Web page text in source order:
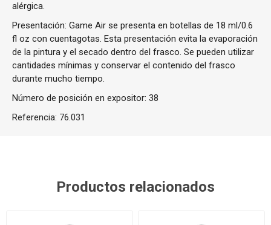
alérgica.
Presentación: Game Air se presenta en botellas de 18 ml/0.6
fl oz con cuentagotas. Esta presentación evita la evaporación
de la pintura y el secado dentro del frasco. Se pueden utilizar
cantidades mínimas y conservar el contenido del frasco
durante mucho tiempo.
Número de posición en expositor: 38
Referencia: 76.031
Productos relacionados